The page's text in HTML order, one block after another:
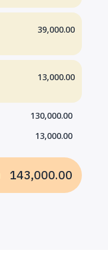
39,000.00
13,000.00
130,000.00
13,000.00
143,000.00